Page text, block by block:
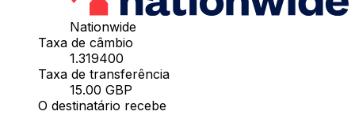
Nationwide
Taxa de câmbio
1.319400
Taxa de transferência
15.00 GBP
O destinatário recebe